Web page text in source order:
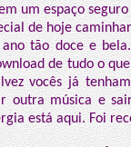
um espaço
de hoje
tão doce e
de tudo o
vocês já
outra música e
está aqui. Foi